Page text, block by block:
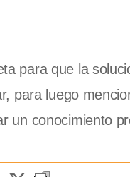
para que la
para luego
un conocimiento